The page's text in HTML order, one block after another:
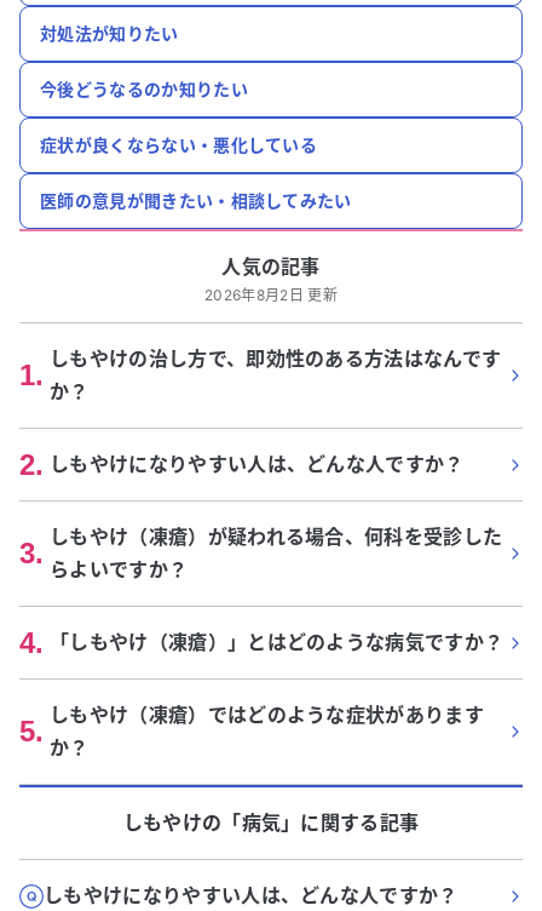
対処法が知りたい
今後どうなるのか知りたい
症状が良くならない・悪化している
医師の意見が聞きたい・相談してみたい
人気の記事
2026年8月2日 更新
1. しもやけの治し方で、即効性のある方法はなんです
か？
2. しもやけになりやすい人は、どんな人ですか？
3. しもやけ（凍瘡）が疑われる場合、何科を受診した
らよいですか？
4. 「しもやけ（凍瘡）」とはどのような病気ですか？
5. しもやけ（凍瘡）ではどのような症状があります
か？
しもやけの「病気」に関する記事
しもやけになりやすい人は、どんな人ですか？